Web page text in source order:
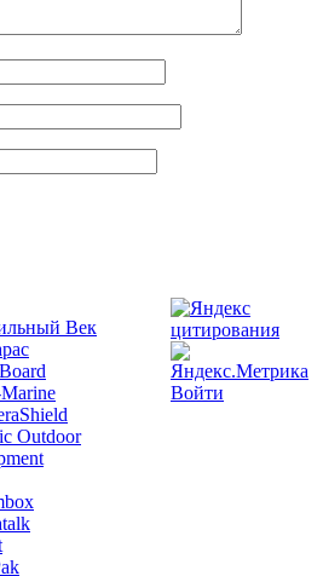
Век
Outdoor
Войти